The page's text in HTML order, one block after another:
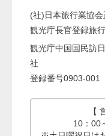
(社)日本旅行業協会
観光庁長官登録旅
観光庁中国国民訪
社
登録番号0903-001
【
10：00